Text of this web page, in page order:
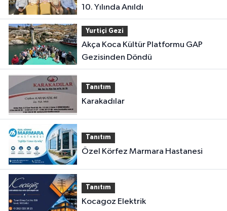
10. Yılında Anıldı
Yurtiçi Gezi
Akça Koca Kültür Platformu GAP
Gezisinden Döndü
Tanıtım
Karakadılar
Tanıtım
Özel Körfez Marmara Hastanesi
Tanıtım
Kocagoz Elektrik